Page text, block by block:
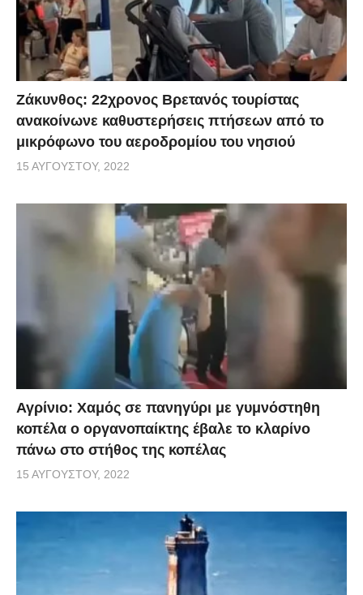
Ζάκυνθος: 22χρονος Βρετανός τουρίστας
ανακοίνωνε καθυστερήσεις πτήσεων από το
μικρόφωνο του αεροδρομίου του νησιού
15 ΑΥΓΟΎΣΤΟΥ, 2022
Αγρίνιο: Χαμός σε πανηγύρι με γυμνόστηθη
κοπέλα ο οργανοπαίκτης έβαλε το κλαρίνο
πάνω στο στήθος της κοπέλας
15 ΑΥΓΟΎΣΤΟΥ, 2022